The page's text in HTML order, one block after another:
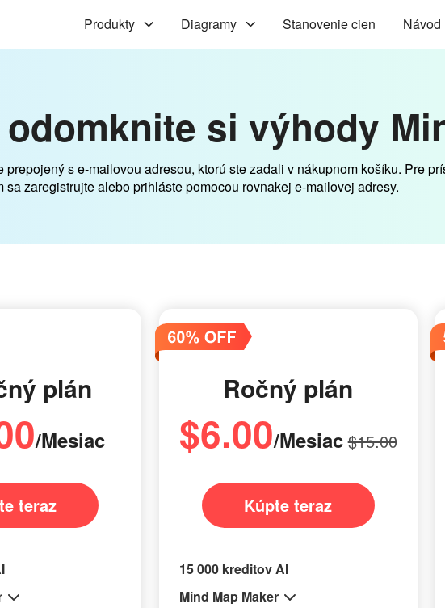
Produkty Diagramy Stanovenie cien Návod
si výhody
prepojený s e-mailovou adresou, ktorú ste zadali v nákupnom košíku. Pre
sa zaregistrujte alebo prihláste pomocou rovnakej e-mailovej adresy.
plán
/Mesiac
teraz
Ročný plán
$6.00/Mesiac $15.00
Kúpte teraz
15 000 kreditov AI
Mind Map Maker